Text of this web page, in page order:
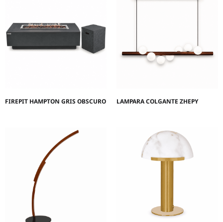
FIREPIT HAMPTON GRIS OBSCURO LAMPARA COLGANTE ZHEPY